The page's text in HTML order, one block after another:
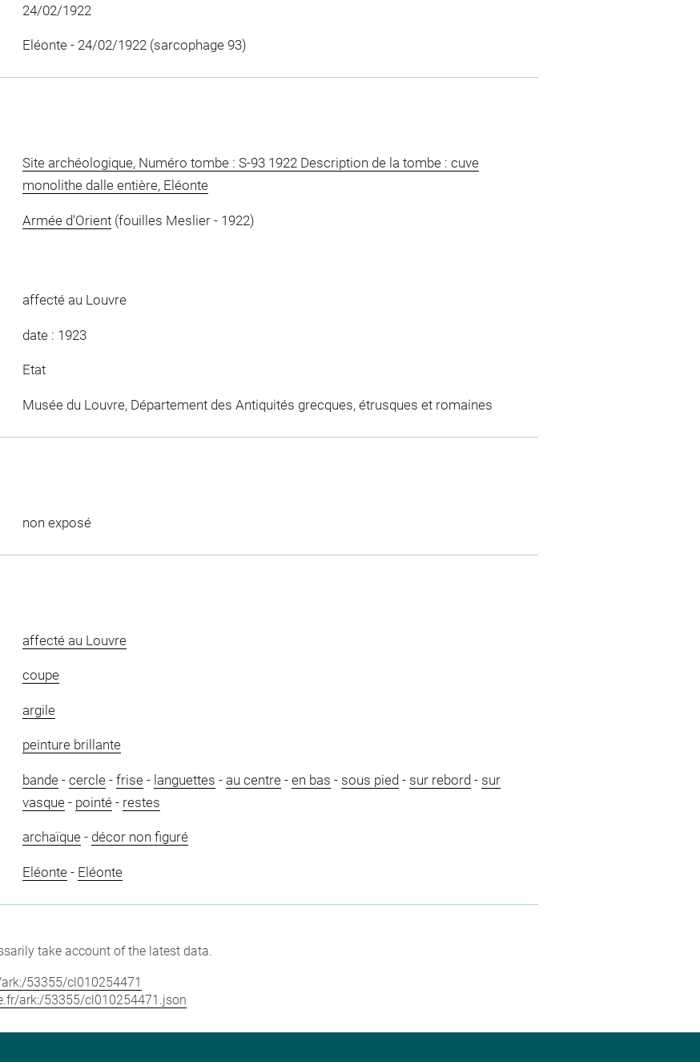
24/02/1922
Eléonte - 24/02/1922 (sarcophage 93)
Site archéologique, Numéro tombe : S-93 1922 Description de la tombe : cuve
monolithe dalle entière, Eléonte
Armée d'Orient(fouilles Meslier - 1922)
affecté au Louvre
date : 1923
Etat
Musée du Louvre, Département des Antiquités grecques, étrusques et romaines
non exposé
affecté au Louvre
coupe
argile
peinture brillante
bande- cercle- frise- languettes - au centre- en bas - sous pied- sur rebord- sur
vasque- pointé- restes
archaïque- décor non figuré
Eléonte- Eléonte
take account of the latest data.
53355/cl010254471
ark:/53355/cl010254471.json